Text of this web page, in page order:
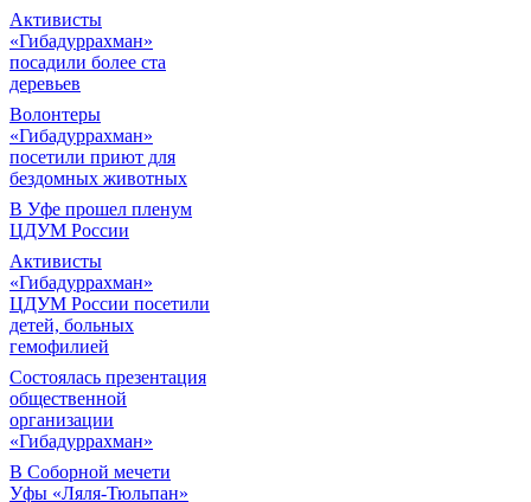
Активисты
«Гибадуррахман»
посадили более ста
деревьев
Волонтеры
«Гибадуррахман»
посетили приют для
бездомных животных
В Уфе прошел пленум
ЦДУМ России
Активисты
«Гибадуррахман»
ЦДУМ России посетили
детей, больных
гемофилией
Состоялась презентация
общественной
организации
«Гибадуррахман»
В Соборной мечети
Уфы «Ляля-Тюльпан»